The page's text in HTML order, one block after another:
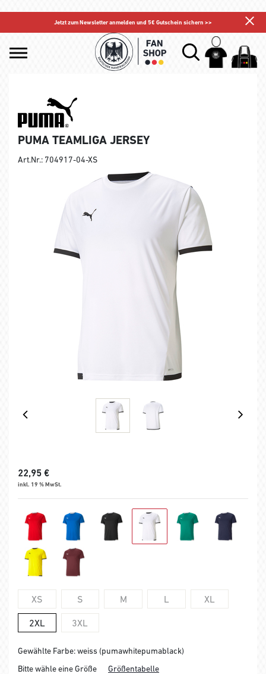
Jetzt zum Newsletter anmelden und 5€ Gutschein sichern >>
PUMA TEAMLIGA JERSEY
Art.Nr.: 704917-04-XS
22,95 €
inkl. 19 % MwSt.
XS S M L XL
2XL 3XL
Gewählte Farbe: weiss (pumawhitepumablack)
Bitte wähle eine Größe
Größentabelle